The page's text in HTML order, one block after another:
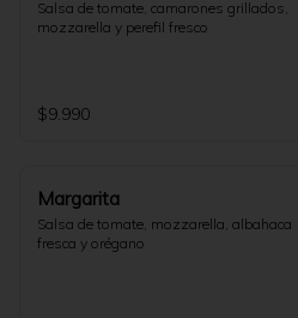
Salsa de tomate, camarones grillados,
mozzarella y perefil fresco
$9.990
Margarita
Salsa de tomate, mozzarella, albahaca
fresca y orégano